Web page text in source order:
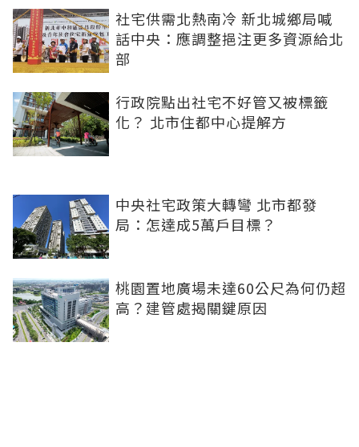
社宅供需北熱南冷 新北城鄉局喊
話中央：應調整挹注更多資源給北
部
行政院點出社宅不好管又被標籤
化？ 北市住都中心提解方
中央社宅政策大轉彎 北市都發
局：怎達成5萬戶目標？
桃園置地廣場未達60公尺為何仍超
高？建管處揭關鍵原因